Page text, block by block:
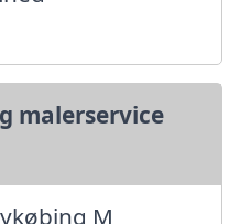
malerservice
M